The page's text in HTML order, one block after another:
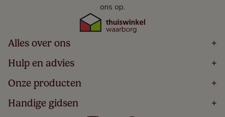
ons op.
Alles over ons +
Home
Over
Bestellen
Winacties
Hulp en advies +
Volg Je Bestelling
Levering
5 Jaar Garantie
Onze producten +
Houten Jaloezieën
Rolgordijnen
Handige gidsen +